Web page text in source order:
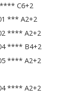
C6+2
*** A2+2
**** A2+2
**** B4+2
**** A2+2
**** A2+2